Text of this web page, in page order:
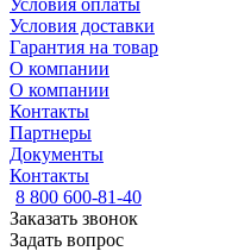
Условия оплаты
Условия доставки
Гарантия на товар
О компании
О компании
Контакты
Партнеры
Документы
Контакты
8 800 600-81-40
Заказать звонок
Задать вопрос